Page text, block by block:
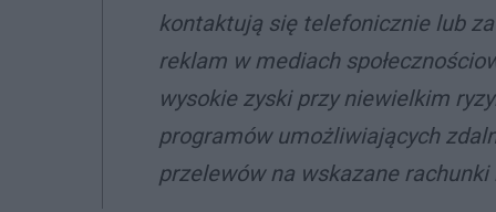
kontaktują się telefonicznie lub
reklam w mediach
wysokie zyski przy niewielkim
programów umożliwiających
przelewów na wskazane